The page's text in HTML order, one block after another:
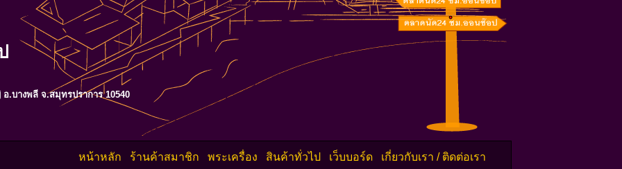
.บางพลี จ.สมุทรปราการ 10540
หน้าหลัก ร้านค้าสมาชิก พระเครื่อง สินค้าทั่วไป เว็บบอร์ด เกี่ยวกับเรา / ติดต่อเรา